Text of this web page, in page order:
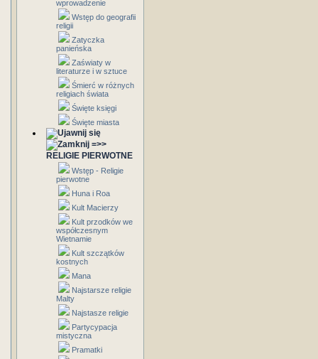
wprowadzenie
Wstęp do geografii
religii
Zatyczka
panieńska
Zaświaty w
literaturze i w sztuce
Śmierć w różnych
religiach świata
Święte księgi
Święte miasta
=>>
RELIGIE PIERWOTNE
Wstęp - Religie
pierwotne
Huna i Roa
Kult Macierzy
Kult przodków we
współczesnym
Wietnamie
Kult szczątków
kostnych
Mana
Najstarsze religie
Malty
Najstasze religie
Partycypacja
mistyczna
Pramatki